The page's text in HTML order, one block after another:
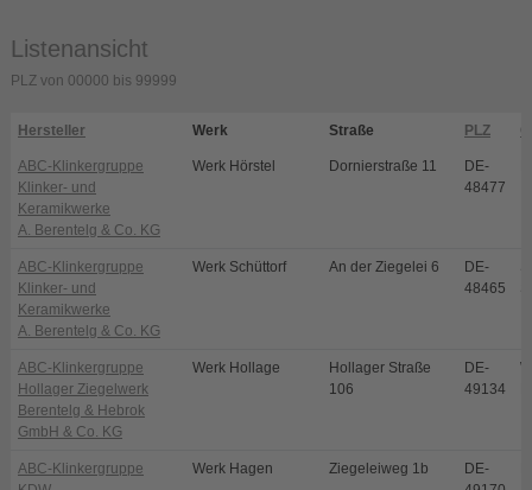
Listenansicht
PLZ von 00000 bis 99999
Hersteller Werk Straße PLZ
ABC-Klinkergruppe
Klinker- und
Keramikwerke
A. Berentelg & Co. KG
Werk Hörstel Dornierstraße 11
DE-
48477
ABC-Klinkergruppe
Klinker- und
Keramikwerke
A. Berentelg & Co. KG
Werk Schüttorf An der Ziegelei 6
DE-
48465
ABC-Klinkergruppe
Hollager Ziegelwerk
Berentelg & Hebrok
GmbH & Co. KG
Werk Hollage
Hollager Straße
106
DE-
49134
ABC-Klinkergruppe
Werk Hagen Ziegeleiweg 1b
DE-